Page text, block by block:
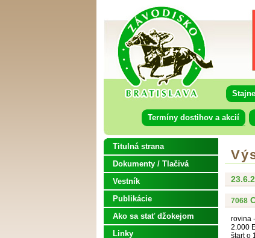
Stajne
Termíny dostihov a akcií
7068
rovina
2.000
štart o
Titulná strana
Dokumenty / Tlačivá
Vestník
Publikácie
Ako sa stať džokejom
Linky